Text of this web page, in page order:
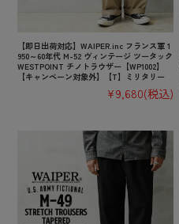
【即日出荷対応】WAIPER.inc フランス軍 1
950～60年代 M-52 ヴィンテージ ツータック
WESTPOINT チノトラウザー【WP1002】
【キャンペーン対象外】【T】ミリタリー
¥9,680(税込)